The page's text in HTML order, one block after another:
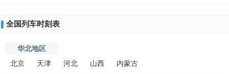
全国列车时刻表
华北地区
北京
天津 河北 山西 内蒙古